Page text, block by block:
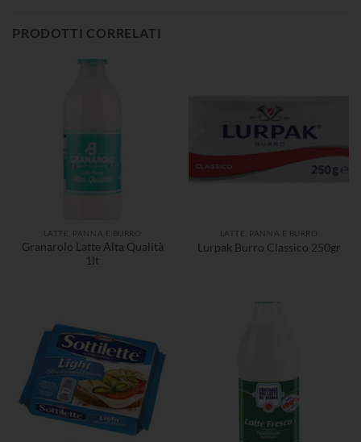
PRODOTTI CORRELATI
LATTE, PANNA E BURRO
Granarolo Latte Alta Qualità
1lt
LATTE, PANNA E BURRO
Lurpak Burro Classico 250gr